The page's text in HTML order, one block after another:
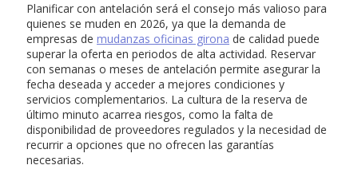
Planificar con antelación será el consejo más valioso para
quienes se muden en 2026, ya que la demanda de
empresas de mudanzas oficinas girona de calidad puede
superar la oferta en periodos de alta actividad. Reservar
con semanas o meses de antelación permite asegurar la
fecha deseada y acceder a mejores condiciones y
servicios complementarios. La cultura de la reserva de
último minuto acarrea riesgos, como la falta de
disponibilidad de proveedores regulados y la necesidad de
recurrir a opciones que no ofrecen las garantías
necesarias.